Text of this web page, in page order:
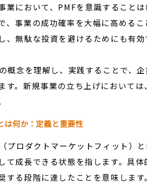
業において、PMFを意識すること
、事業の成功確率を大幅に高める
、無駄な投資を避けるためにも有効
概念を理解し、実践することで、
す。新規事業の立ち上げにおいて
は何か：定義と重要性
プロダクトマーケットフィット）
て成長できる状態を指します。具
する段階に達したことを意味します。